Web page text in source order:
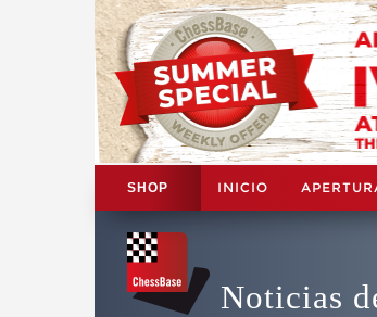
SHOP INICIO
Noticias